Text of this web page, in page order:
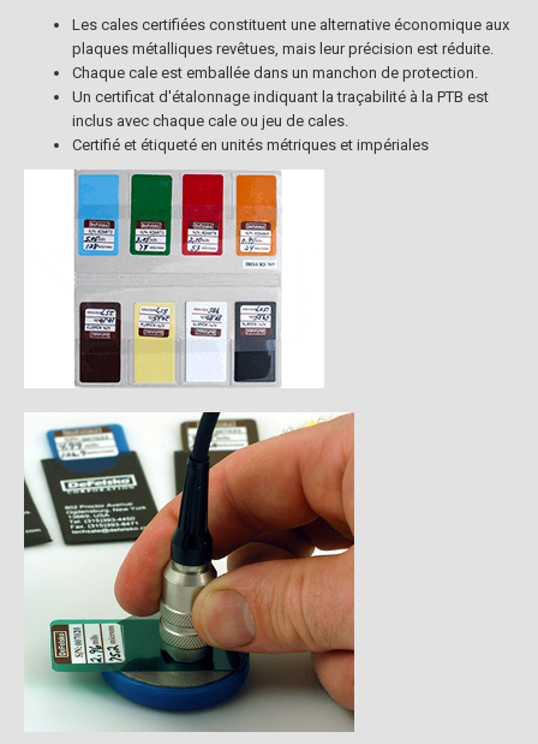
Les cales certifiées constituent une alternative économique aux
plaques métalliques revêtues, mais leur précision est réduite.
Chaque cale est emballée dans un manchon de protection.
Un certificat d'étalonnage indiquant la traçabilité à la PTB est
inclus avec chaque cale ou jeu de cales.
Certifié et étiqueté en unités métriques et impériales